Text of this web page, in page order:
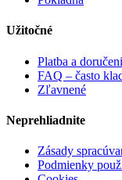
Užitočné
Platba a
FAQ – často
Zľavnené
Neprehliadnite
Zásady
Podmienky